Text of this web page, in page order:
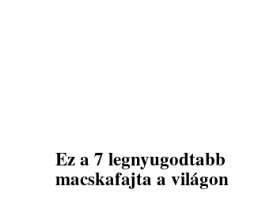
Ez a 7 legnyugodtabb
macskafajta a világon